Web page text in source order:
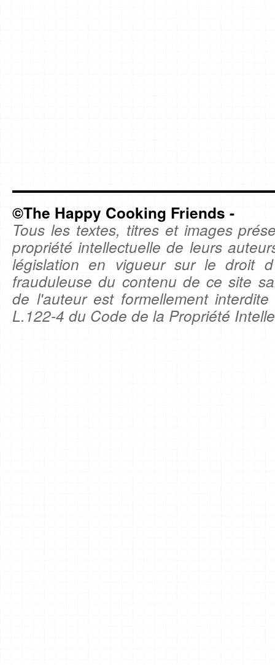
©The Happy Cooking Friends -
Tous les textes, titres et images
propriété intellectuelle de leurs
législation en vigueur sur le droit
frauduleuse du contenu de ce site
de l'auteur est formellement
L.122-4 du Code de la Propriété